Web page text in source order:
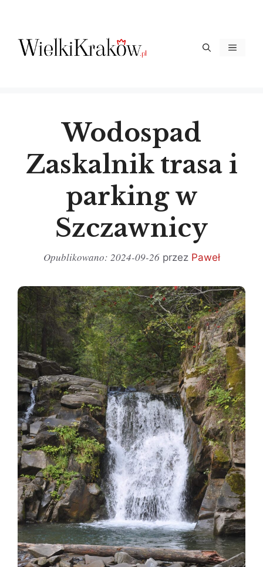
treści
Menu
Wodospad
Zaskalnik trasa i
parking w
Szczawnicy
2024-09-26 przez Paweł